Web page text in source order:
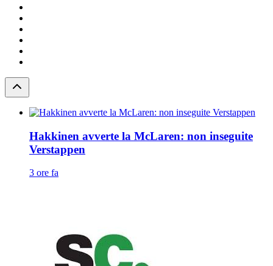
Hakkinen avverte la McLaren: non inseguite
Verstappen
3 ore fa